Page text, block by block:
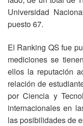
Universidad
puesto 67.
El Ranking QS fue
mediciones se
ellos la reputación
relación de
por Ciencia y
internacionales en
las posibilidades de